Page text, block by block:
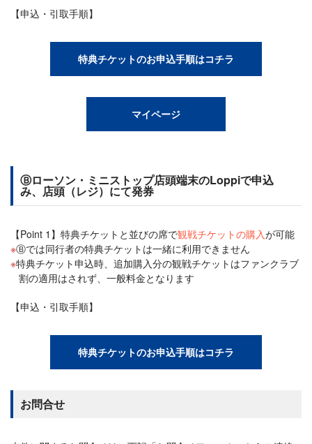
【申込・引取手順】
特典チケットのお申込手順はコチラ
マイページ
Ⓑローソン・ミニストップ店頭端末のLoppiで申込
み、店頭（レジ）にて発券
【Point 1】特典チケットと並びの席で観戦チケットの購入が可能
Ⓑでは同行者の特典チケットは一緒に利用できません
特典チケット申込時、追加購入分の観戦チケットはファンクラブ
割の適用はされず、一般料金となります
【申込・引取手順】
特典チケットのお申込手順はコチラ
お問合せ